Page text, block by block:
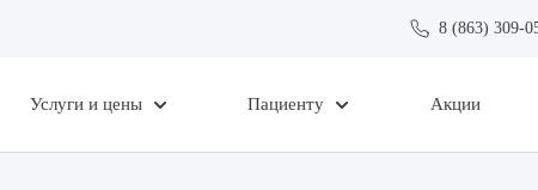
8 (863) 309-
Услуги и цены Пациенту Акции